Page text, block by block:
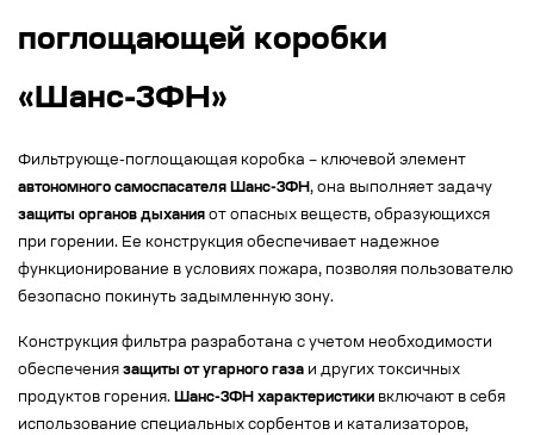
поглощающей коробки
«Шанс-3ФН»
Фильтрующе-поглощающая коробка – ключевой элемент
автономного самоспасателя Шанс-3ФН, она выполняет задачу
защиты органов дыхания от опасных веществ, образующихся
при горении. Ее конструкция обеспечивает надежное
функционирование в условиях пожара, позволяя пользователю
безопасно покинуть задымленную зону.
Конструкция фильтра разработана с учетом необходимости
обеспечения защиты от угарного газа и других токсичных
продуктов горения. Шанс-3ФН характеристики включают в себя
использование специальных сорбентов и катализаторов,